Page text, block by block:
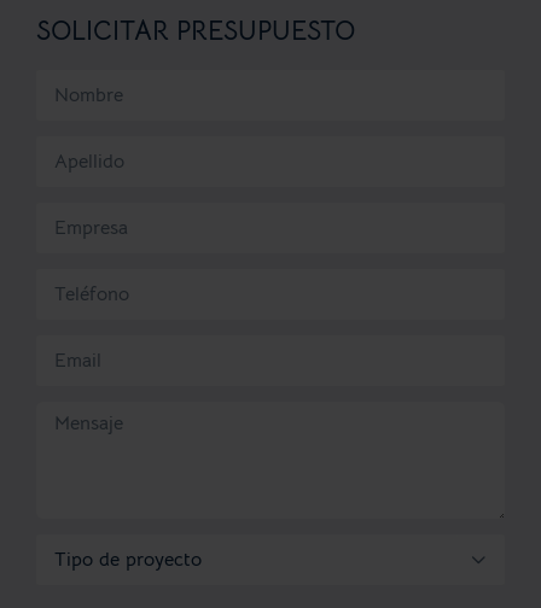
SOLICITAR PRESUPUESTO
